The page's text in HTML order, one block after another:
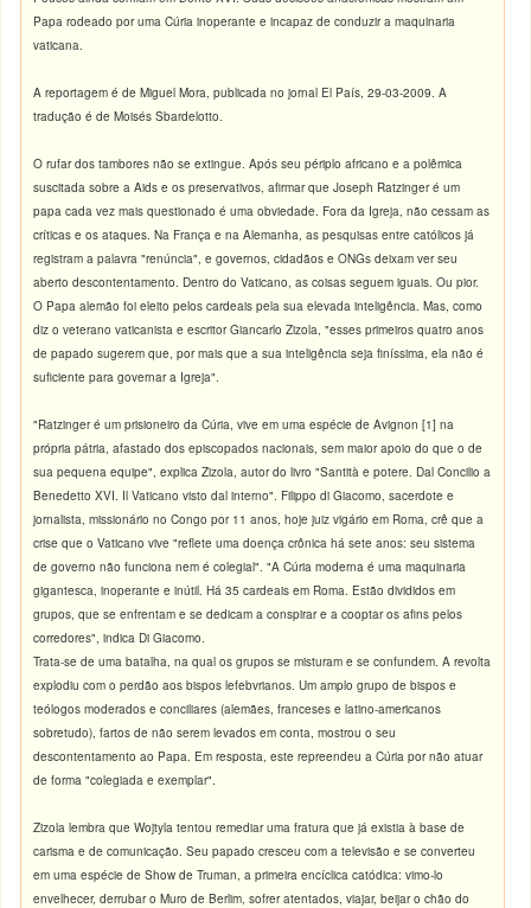
Papa rodeado por uma Cúria inoperante e incapaz de conduzir a maquinaria
vaticana.
A reportagem é de Miguel Mora, publicada no jornal El País, 29-03-2009. A
tradução é de Moisés Sbardelotto.
O rufar dos tambores não se extingue. Após seu périplo africano e a polêmica
suscitada sobre a Aids e os preservativos, afirmar que Joseph Ratzinger é um
papa cada vez mais questionado é uma obviedade. Fora da Igreja, não cessam as
críticas e os ataques. Na França e na Alemanha, as pesquisas entre católicos já
registram a palavra "renúncia", e governos, cidadãos e ONGs deixam ver seu
aberto descontentamento. Dentro do Vaticano, as coisas seguem iguais. Ou pior.
O Papa alemão foi eleito pelos cardeais pela sua elevada inteligência. Mas, como
diz o veterano vaticanista e escritor Giancarlo Zizola, "esses primeiros quatro anos
de papado sugerem que, por mais que a sua inteligência seja finíssima, ela não é
suficiente para governar a Igreja".
"Ratzinger é um prisioneiro da Cúria, vive em uma espécie de Avignon [1] na
própria pátria, afastado dos episcopados nacionais, sem maior apoio do que o de
sua pequena equipe", explica Zizola, autor do livro "Santità e potere. Dal Concilio a
Benedetto XVI. Il Vaticano visto dal interno". Filippo di Giacomo, sacerdote e
jornalista, missionário no Congo por 11 anos, hoje juiz vigário em Roma, crê que a
crise que o Vaticano vive "reflete uma doença crônica há sete anos: seu sistema
de governo não funciona nem é colegial". "A Cúria moderna é uma maquinaria
gigantesca, inoperante e inútil. Há 35 cardeais em Roma. Estão divididos em
grupos, que se enfrentam e se dedicam a conspirar e a cooptar os afins pelos
corredores", indica Di Giacomo.
Trata-se de uma batalha, na qual os grupos se misturam e se confundem. A revolta
explodiu com o perdão aos bispos lefebvrianos. Um amplo grupo de bispos e
teólogos moderados e conciliares (alemães, franceses e latino-americanos
sobretudo), fartos de não serem levados em conta, mostrou o seu
descontentamento ao Papa. Em resposta, este repreendeu a Cúria por não atuar
de forma "colegiada e exemplar".
Zizola lembra que Wojtyla tentou remediar uma fratura que já existia à base de
carisma e de comunicação. Seu papado cresceu com a televisão e se converteu
em uma espécie de Show de Truman, a primeira encíclica catódica: vimo-lo
envelhecer, derrubar o Muro de Berlim, sofrer atentados, viajar, beijar o chão do